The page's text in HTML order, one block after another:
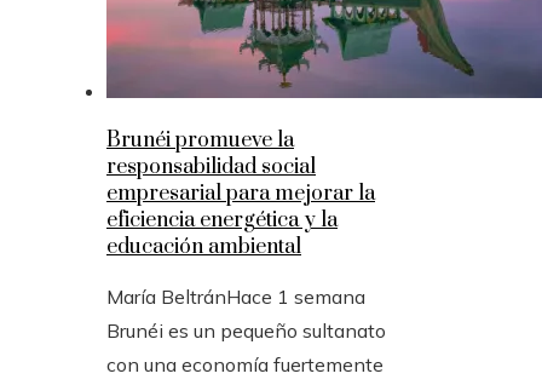
Brunéi promueve la
responsabilidad social
empresarial para mejorar la
eficiencia energética y la
educación ambiental
María BeltránHace 1 semana
Brunéi es un pequeño sultanato
con una economía fuertemente